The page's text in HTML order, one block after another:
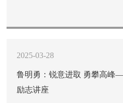
2025-03-28
鲁明勇：锐意进取 勇攀高峰
励志讲座